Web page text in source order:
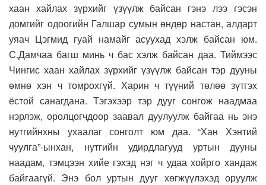
хаан хайлах зүрхийг үзүүлж байсан гэнэ лээ гэсэн
домгийг одоогийн Галшар сумын өндөр настан, алдарт
уяач Цэгмид гуай намайг асуухад хэлж байсан юм.
С.Дамчаа багш минь ч бас хэлж байсан даа. Тиймээс
Чингис хаан хайлах зүрхийг үзүүлж байсан тэр дууны
өмнө хэн ч томрохгүй. Харин ч түүний төлөө зүтгэх
ёстой санагдана. Тэгэхээр тэр дууг сонгож наадмаа
нэрлэж, оролцогчдоор заавал дуулуулж байгаа нь энэ
нутгийнхны ухаалаг сонголт юм даа. “Хан Хэнтий
чуулга”-ынхан, нутгийн удирдлагууд уртын дууны
наадам, тэмцээн хийе гэхэд нэг ч удаа хойрго хандаж
байгаагүй. Энэ бол уртын дууг хөгжүүлэхэд оруулж